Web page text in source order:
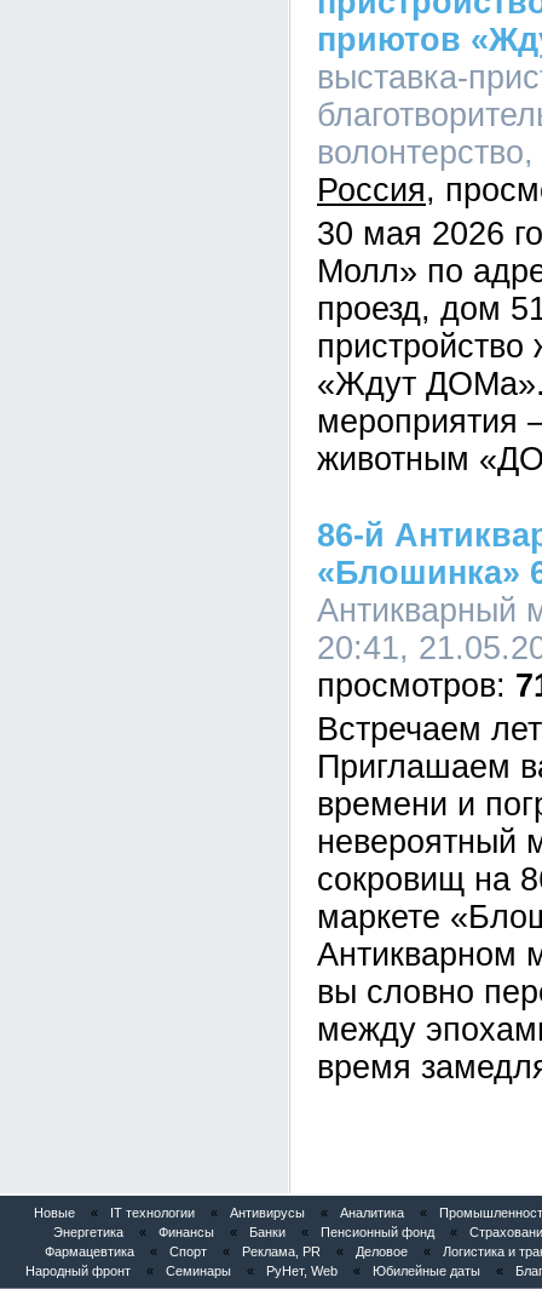
приютов
выставка-
Россия
30 мая 2026
Молл» по
проезд, дом
«Ждут ДОМа».
мероприятия
животным
86-й
«Блошинка»
Антикварный
20:41,
Встречаем
Приглашаем
времени и
невероятный
сокровищ на
маркете
Антикварном
вы словно
между
время
Новые « IT технологии « Антивирусы « Аналитика «
Энергетика
« Финансы « Банки « Пенсионный фонд «
Фармацевтика
« Спорт « Реклама, PR « Деловое «
Логистика и
Народный фронт
« Семинары « РуНет, Web « Юбилейные даты «